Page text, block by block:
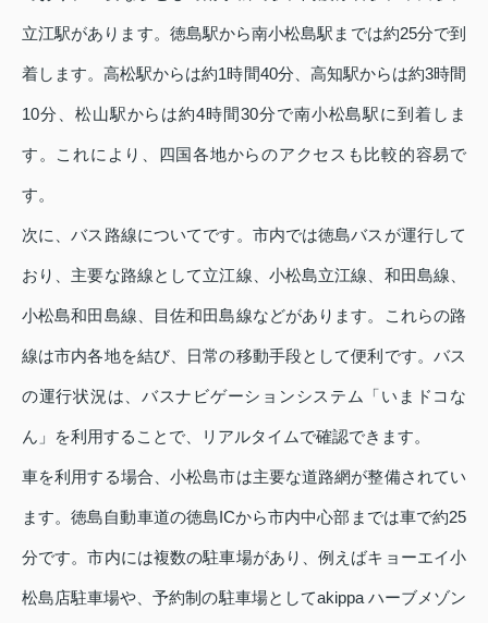
立江駅があります。徳島駅から南小松島駅までは約25分で到
着します。高松駅からは約1時間40分、高知駅からは約3時間
10分、松山駅からは約4時間30分で南小松島駅に到着しま
す。これにより、四国各地からのアクセスも比較的容易で
す。
次に、バス路線についてです。市内では徳島バスが運行して
おり、主要な路線として立江線、小松島立江線、和田島線、
小松島和田島線、目佐和田島線などがあります。これらの路
線は市内各地を結び、日常の移動手段として便利です。バス
の運行状況は、バスナビゲーションシステム「いまドコな
ん」を利用することで、リアルタイムで確認できます。
車を利用する場合、小松島市は主要な道路網が整備されてい
ます。徳島自動車道の徳島ICから市内中心部までは車で約25
分です。市内には複数の駐車場があり、例えばキョーエイ小
松島店駐車場や、予約制の駐車場としてakippa ハーブメゾン